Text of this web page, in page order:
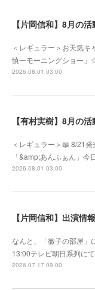
【片岡信和】8月の
＜レギュラー＞お天気
慎一モーニングショー」
2026.08.01 03:00
【有村実樹】8月の
＜レギュラー＞📖 8/21
「&amp;あんふぁん」
2026.08.01 03:00
【片岡信和】出演情報
なんと、「徹子の部屋」
13:00テレビ朝日系列に
2026.07.17 09:00